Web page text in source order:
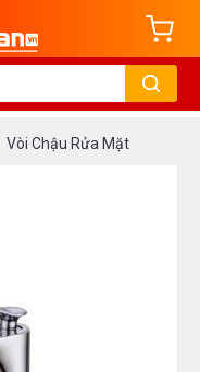
Vòi Chậu Rửa Mặt